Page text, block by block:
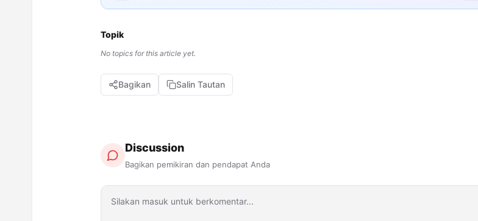
Topik
No topics for this article yet.
Bagikan Salin Tautan
Discussion
Bagikan pemikiran dan pendapat Anda